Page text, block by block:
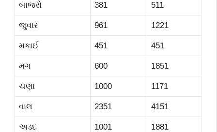
બાજરો 381 511
જુવાર 961 1221
મકાઈ 451 451
મગ 600 1851
ચણા 1000 1171
વાલ 2351 4151
અડદ 1001 1881